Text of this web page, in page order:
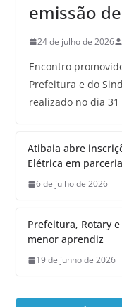
emissão
24 de julho de 2026
Encontro
Prefeitura e do
realizado no dia 31
Atibaia abre
Elétrica em
6 de julho de 2026
Prefeitura, Rotary
menor aprendiz
19 de junho de 2026